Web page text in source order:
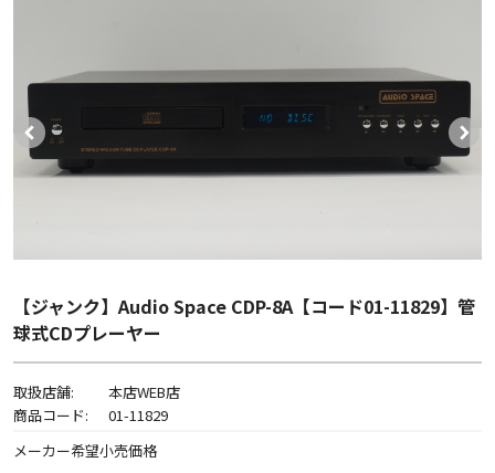
【ジャンク】Audio Space CDP-8A【コード01-11829】管
球式CDプレーヤー
取扱店舗:
本店WEB店
商品コード:
01-11829
メーカー希望小売価格